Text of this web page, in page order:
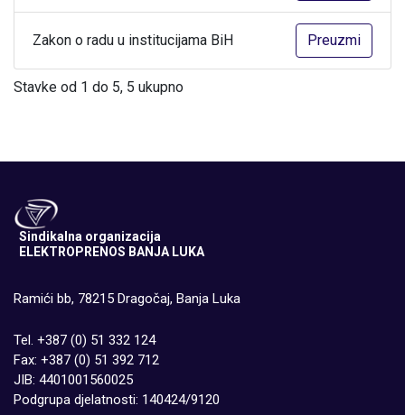
Zakon o radu u institucijama BiH Preuzmi
Stavke od 1 do 5, 5 ukupno
Sindikalna organizacija
ELEKTROPRENOS BANJA LUKA
Ramići bb, 78215 Dragočaj, Banja Luka
Tel. +387 (0) 51 332 124
Fax: +387 (0) 51 392 712
JIB: 4401001560025
Podgrupa djelatnosti: 140424/9120